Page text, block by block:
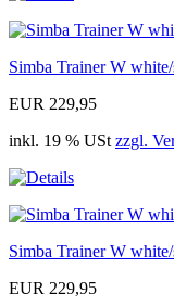
Simba Trainer W
EUR 229,95
inkl. 19 % USt zzgl.
Simba Trainer W
EUR 229,95